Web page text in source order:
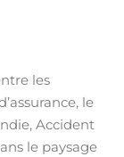
les
le
Accident
le paysage